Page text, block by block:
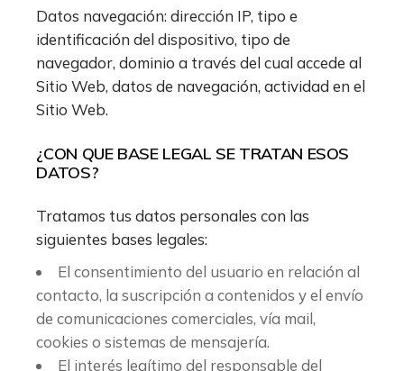
Datos navegación: dirección IP, tipo e
identificación del dispositivo, tipo de
navegador, dominio a través del cual accede al
Sitio Web, datos de navegación, actividad en el
Sitio Web.
¿CON QUE BASE LEGAL SE TRATAN ESOS
DATOS?
Tratamos tus datos personales con las
siguientes bases legales:
El consentimiento del usuario en relación al
contacto, la suscripción a contenidos y el envío
de comunicaciones comerciales, vía mail,
cookies o sistemas de mensajería.
El interés legítimo del responsable del